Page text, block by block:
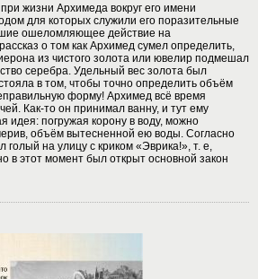
жизни Архимеда вокруг его имени
для которых служили его поразительные
ошеломляющее действие на
о том как Архимед сумел определить,
из чистого золота или ювелир подмешал
серебра. Удельный вес золота был
в том, чтобы точно определить объём
форму! Архимед всё время
Как-то он принимал ванну, и тут ему
идея: погружая корону в воду, можно
объём вытесненной ею воды. Согласно
голый на улицу с криком «Эврика!», т. е,
в этот момент был открыт основной закон